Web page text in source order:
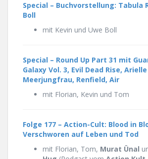
Special – Buchvorstellung: Tabula
Boll
mit Kevin und Uwe Boll
Special – Round Up Part 31 mit
Galaxy Vol. 3, Evil Dead Rise,
Meerjungfrau, Renfield, Air
mit Florian, Kevin und Tom
Folge 177 – Action-Cult: Blood in
Verschworen auf Leben und Tod
mit Florian, Tom, Murat Ünal